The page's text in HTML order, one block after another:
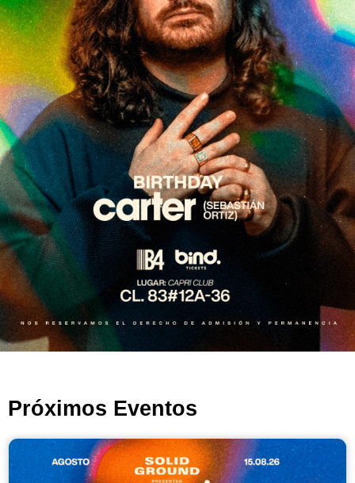
Próximos Eventos